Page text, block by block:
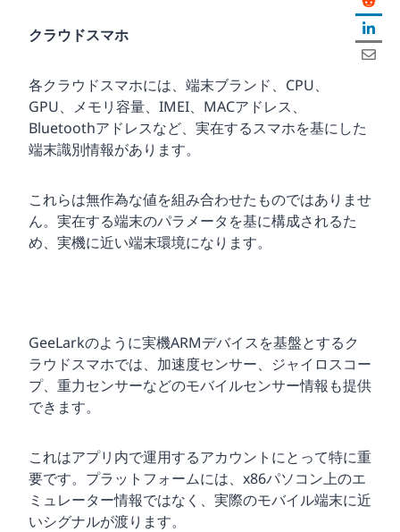
クラウドスマホ
各クラウドスマホには、端末ブランド、CPU、
GPU、メモリ容量、IMEI、MACアドレス、
Bluetoothアドレスなど、実在するスマホを基にした
端末識別情報があります。
これらは無作為な値を組み合わせたものではありませ
ん。実在する端末のパラメータを基に構成されるた
め、実機に近い端末環境になります。
GeeLarkのように実機ARMデバイスを基盤とするク
ラウドスマホでは、加速度センサー、ジャイロスコー
プ、重力センサーなどのモバイルセンサー情報も提供
できます。
これはアプリ内で運用するアカウントにとって特に重
要です。プラットフォームには、x86パソコン上のエ
ミュレーター情報ではなく、実際のモバイル端末に近
いシグナルが渡ります。